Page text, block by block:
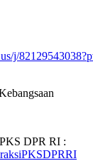
j/
DPR RI :